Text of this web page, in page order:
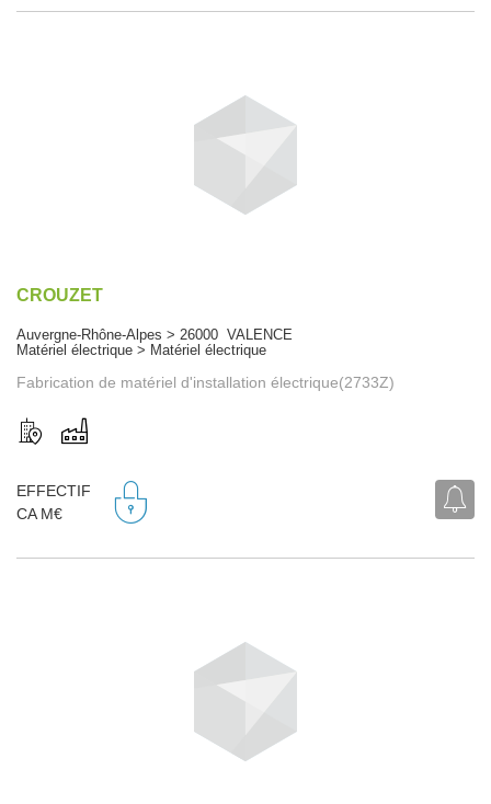
CROUZET
Auvergne-Rhône-Alpes > 26000 VALENCE
Matériel électrique > Matériel électrique
Fabrication de matériel d'installation électrique(2733Z)
EFFECTIF
CA M€